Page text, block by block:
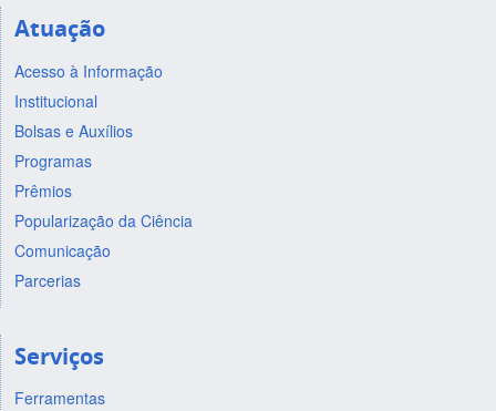
Atuação
Acesso à Informação
Institucional
Bolsas e Auxílios
Programas
Prêmios
Popularização da Ciência
Comunicação
Parcerias
Serviços
Ferramentas